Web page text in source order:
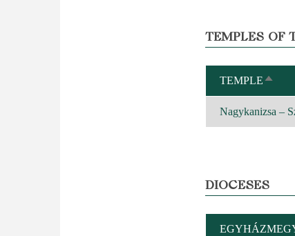
TEMPLES OF
TEMPLESORT
Nagykanizsa –
DIOCESES